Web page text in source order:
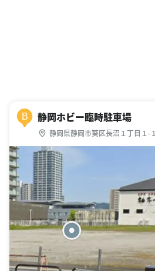
B 静岡ホビー臨時駐車場
静岡県静岡市葵区長沼１丁目１-１